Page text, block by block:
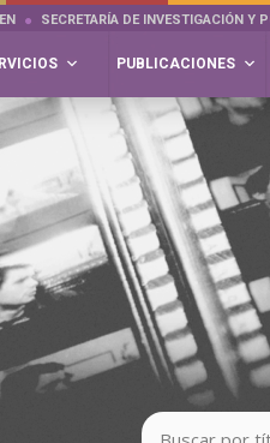
SECRETARÍA DE INVESTIGACIÓN Y
PUBLICACIONES